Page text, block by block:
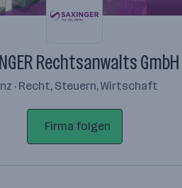
Rechtsanwalts GmbH
· Recht, Steuern, Wirtschaft
Firma folgen